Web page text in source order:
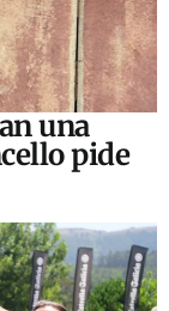
una
pide